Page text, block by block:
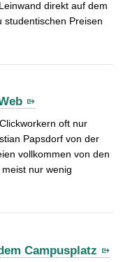
direkt auf dem
studentischen Preisen
oft nur
Papsdorf von der
vollkommen von den
nur wenig
Campusplatz